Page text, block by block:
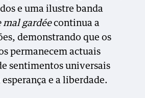
e uma ilustre banda
mal gardéecontinua a
demonstrando que os
permanecem actuais
sentimentos universais
e a liberdade.